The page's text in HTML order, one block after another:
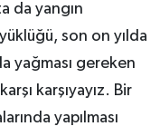
da yangın
son on yılda
yağması gereken
karşıyayız. Bir
yapılması